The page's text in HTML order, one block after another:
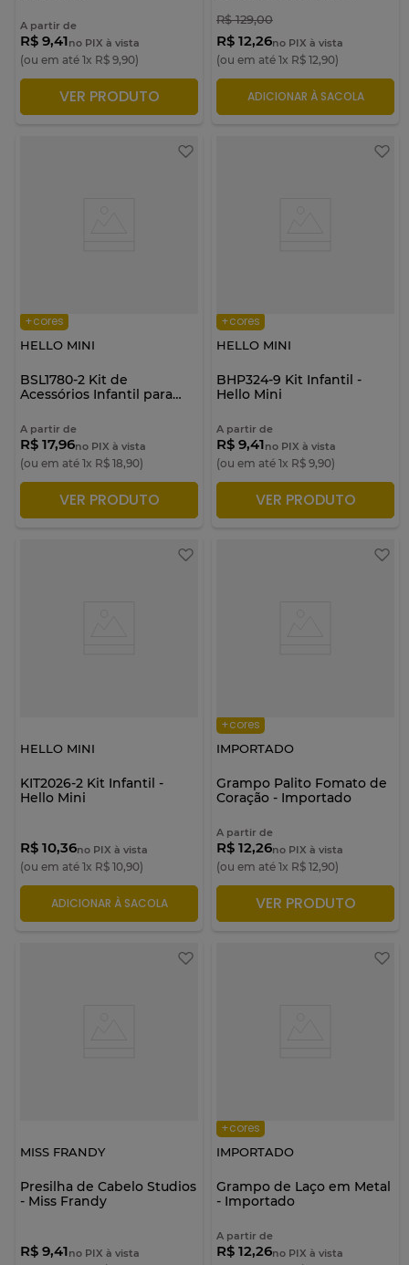
A partir de
R$ 9,41no PIX à vista
(ou em até 1x R$ 9,90)
ADICIONAR À SACOLA
VER PRODUTO
R$ 129,00
R$ 12,26no PIX à vista
(ou em até 1x R$ 12,90)
ADICIONAR À SACOLA
+cores
HELLO MINI
BSL1780-2 Kit de
Acessórios Infantil para
A partir de
R$ 17,96no PIX à vista
(ou em até 1x R$ 18,90)
ADICIONAR À SACOLA
VER PRODUTO
+cores
HELLO MINI
BHP324-9 Kit Infantil -
Hello Mini
A partir de
R$ 9,41no PIX à vista
(ou em até 1x R$ 9,90)
ADICIONAR À SACOLA
VER PRODUTO
HELLO MINI
KIT2026-2 Kit Infantil -
Hello Mini
R$ 10,36no PIX à vista
(ou em até 1x R$ 10,90)
ADICIONAR À SACOLA
+cores
IMPORTADO
Grampo Palito Fomato de
Coração - Importado
A partir de
R$ 12,26no PIX à vista
(ou em até 1x R$ 12,90)
ADICIONAR À SACOLA
VER PRODUTO
MISS FRANDY
Presilha de Cabelo Studios
- Miss Frandy
R$ 9,41no PIX à vista
+cores
IMPORTADO
Grampo de Laço em Metal
- Importado
A partir de
R$ 12,26no PIX à vista